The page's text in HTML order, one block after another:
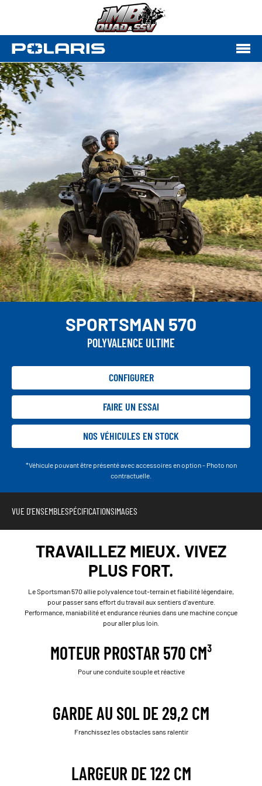
SPORTSMAN 570
POLYVALENCE ULTIME
CONFIGURER
FAIRE UN ESSAI
NOS VÉHICULES EN STOCK
*Véhicule pouvant être présenté avec accessoires en option - Photo non
contractuelle.
VUE D'ENSEMBLESPÉCIFICATIONSIMAGES
TRAVAILLEZ MIEUX. VIVEZ
PLUS FORT.
Le Sportsman 570 allie polyvalence tout-terrain et fiabilité légendaire,
pour passer sans effort du travail aux sentiers d’aventure.
Performance, maniabilité et endurance réunies dans une machine conçue
pour aller plus loin.
MOTEUR PROSTAR 570 CM³
Pour une conduite souple et réactive
GARDE AU SOL DE 29,2 CM
Franchissez les obstacles sans ralentir
LARGEUR DE 122 CM